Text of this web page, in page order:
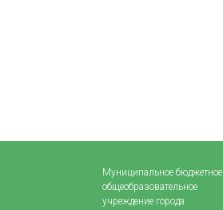
Муниципальное бюджетное
общеобразовательное
учреждение города